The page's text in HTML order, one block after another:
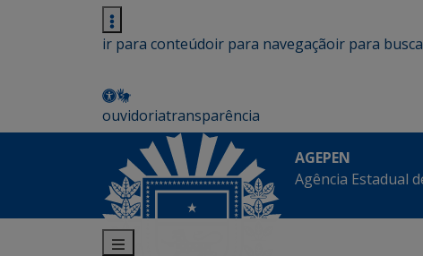
ir para conteúdoir para navegaçãoir para busca
ouvidoriatransparência
AGEPEN
Agência Estadual